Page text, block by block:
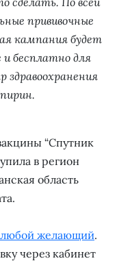
прививочные
кампания будет
и бесплатно для
здравоохранения
“Спутник
в регион
область
любой желающий.
через кабинет